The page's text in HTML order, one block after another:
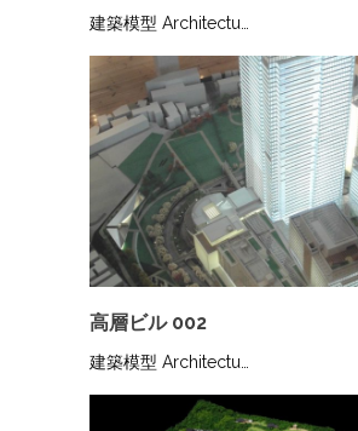
建築模型 Architectu…
高層ビル 002
建築模型 Architectu…